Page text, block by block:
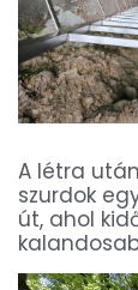
A létra
szurdok
út, ahol